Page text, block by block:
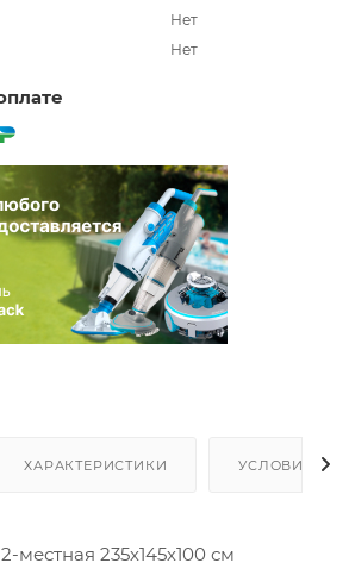
Нет
Нет
ХАРАКТЕРИСТИКИ УСЛОВИЯ
местная 235х145х100 см